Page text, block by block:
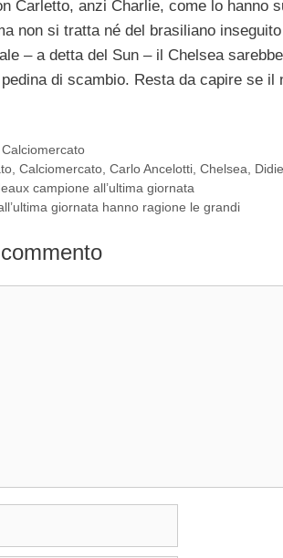
Carletto, anzi Charlie, come lo hanno
non si tratta né del brasiliano
– a detta del Sun – il Chelsea
di scambio. Resta da capire se
,Calciomercato
,Calciomercato ,Carlo Ancelotti ,Chelsea
campione all’ultima giornata
giornata hanno ragione le grandi